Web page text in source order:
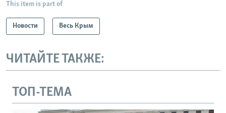
This item is part of
Новости Весь Крым
ЧИТАЙТЕ ТАКЖЕ:
ТОП-ТЕМА